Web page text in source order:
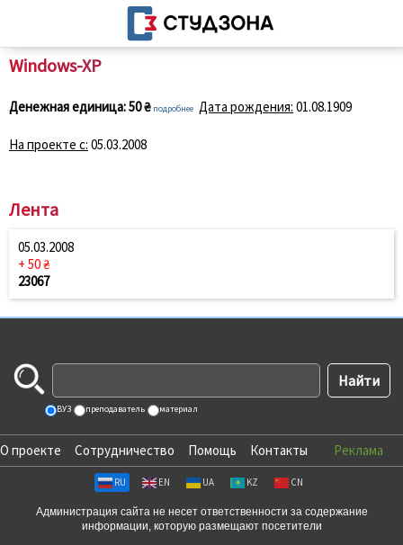
Windows-XP
Денежная единица:50 ₴ подробнее Дата рождения: 01.08.1909
На проекте с: 05.03.2008
Лента
05.03.2008
+ 50 ₴
23067
ВУЗ преподаватель материал
О проекте Сотрудничество Помощь Контакты Реклама
RU EN UA KZ CN
Администрация сайта не несет ответственности за содержание
информации, которую размещают посетители